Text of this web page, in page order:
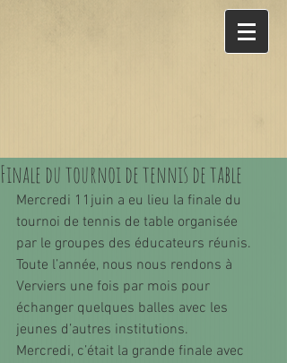
Finale du tournoi de tennis de table
Mercredi 11juin a eu lieu la finale du
tournoi de tennis de table organisée
par le groupes des éducateurs réunis.
Toute l’année, nous nous rendons à
Verviers une fois par mois pour
échanger quelques balles avec les
jeunes d’autres institutions.
Mercredi, c’était la grande finale avec